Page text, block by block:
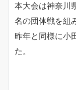
本大会は神奈川
名の団体戦を組
昨年と同様に小
た。